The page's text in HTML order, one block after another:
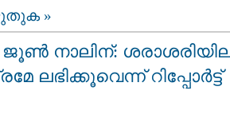
»
നാലിന്:
ലഭിക്കൂവെന്ന് റിപ്പോർട്ട്